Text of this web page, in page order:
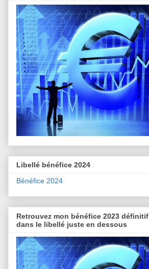
Libellé bénéfice 2024
Bénéfice 2024
Retrouvez mon bénéfice 2023 définitif
dans le libellé juste en dessous